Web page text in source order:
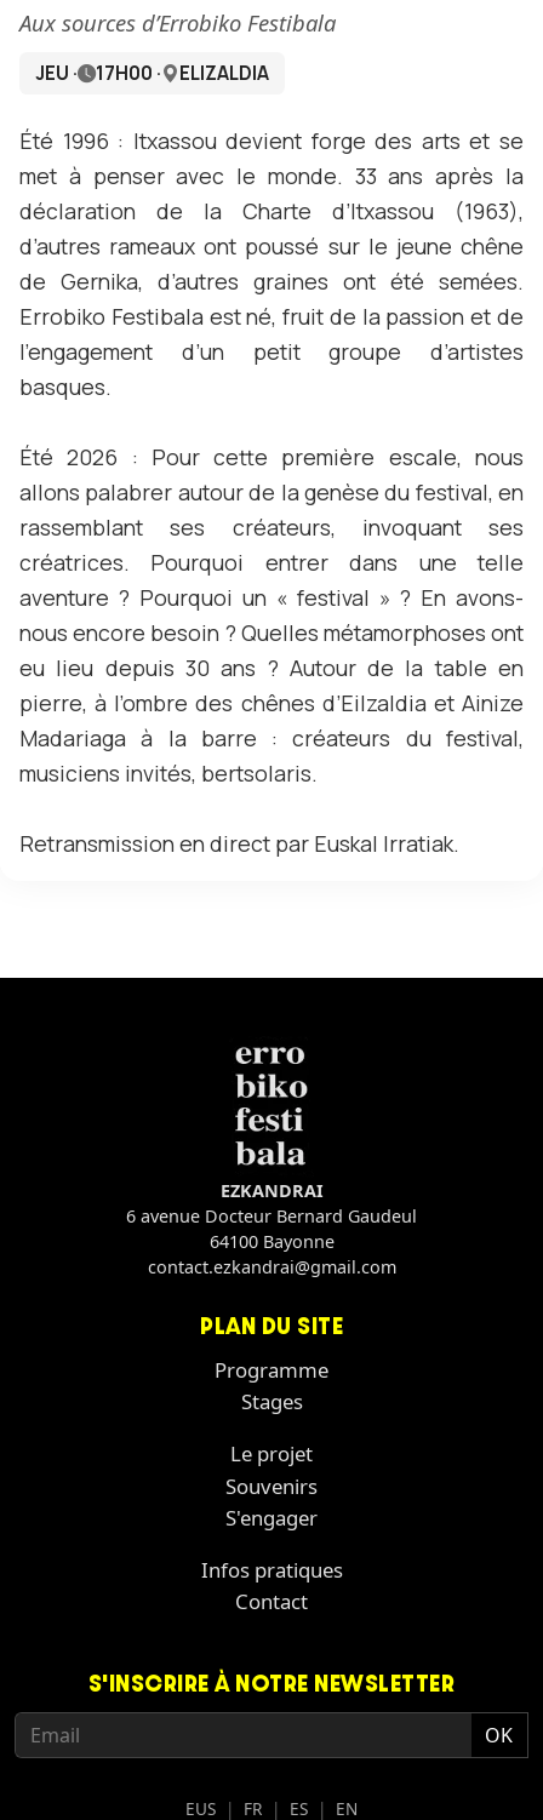
Aux sources d’Errobiko Festibala
JEU · 17H00 · ELIZALDIA
Été 1996 : Itxassou devient forge des arts et se
met à penser avec le monde. 33 ans après la
déclaration de la Charte d’Itxassou (1963),
d’autres rameaux ont poussé sur le jeune chêne
de Gernika, d’autres graines ont été semées.
Errobiko Festibala est né, fruit de la passion et de
l’engagement d’un petit groupe d’artistes
basques.
Été 2026 : Pour cette première escale, nous
allons palabrer autour de la genèse du festival, en
rassemblant ses créateurs, invoquant ses
créatrices. Pourquoi entrer dans une telle
aventure ? Pourquoi un « festival » ? En avons-
nous encore besoin ? Quelles métamorphoses ont
eu lieu depuis 30 ans ? Autour de la table en
pierre, à l’ombre des chênes d’Eilzaldia et Ainize
Madariaga à la barre : créateurs du festival,
musiciens invités, bertsolaris.
Retransmission en direct par Euskal Irratiak.
EZKANDRAI
6 avenue Docteur Bernard Gaudeul
64100 Bayonne
contact.ezkandrai@gmail.com
PLAN DU SITE
Programme
Stages
Le projet
Souvenirs
S'engager
Infos pratiques
Contact
S'INSCRIRE À NOTRE NEWSLETTER
EUS | FR | ES | EN